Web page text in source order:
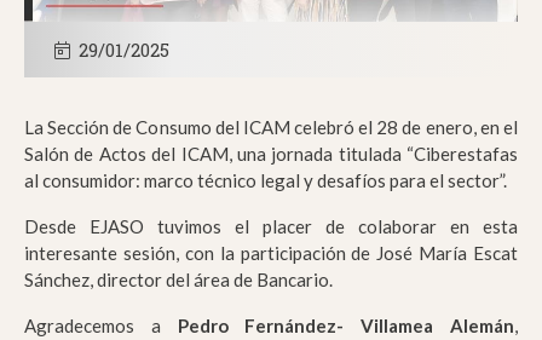
29/01/2025
La Sección de Consumo del ICAM celebró el 28 de enero, en el
Salón de Actos del ICAM, una jornada titulada “Ciberestafas
al consumidor: marco técnico legal y desafíos para el sector”.
Desde EJASO tuvimos el placer de colaborar en esta
interesante sesión, con la participación de José María Escat
Sánchez, director del área de Bancario.
Agradecemos a Pedro Fernández- Villamea Alemán,